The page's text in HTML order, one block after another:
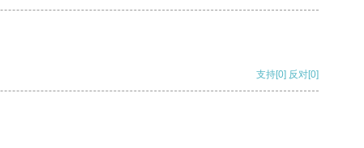
支持[0] 反对[0]